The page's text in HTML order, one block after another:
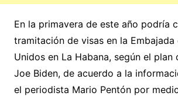
En la primavera de este año podría
tramitación de visas en la Embajada
Unidos en La Habana, según el
Joe Biden, de acuerdo a la
el periodista Mario Pentón por